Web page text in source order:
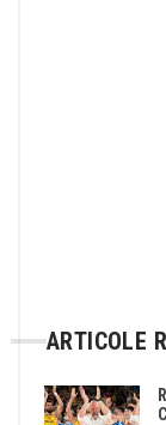
ARTICOLE